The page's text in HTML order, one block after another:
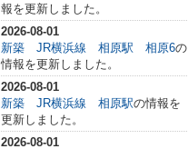
報を更新しました。
2026-08-01
新築 JR横浜線 相原駅 相原6の
情報を更新しました。
2026-08-01
新築 JR横浜線 相原駅の情報を
更新しました。
2026-08-01